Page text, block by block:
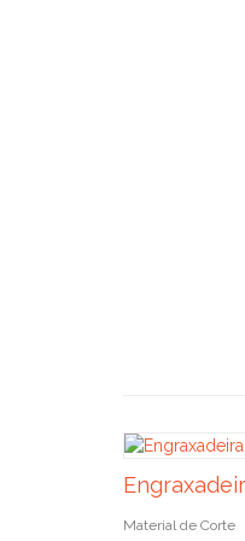
Material de Corte